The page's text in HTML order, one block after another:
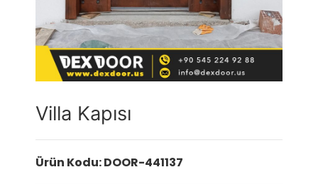
Villa Kapısı
Ürün Kodu: DOOR-441137